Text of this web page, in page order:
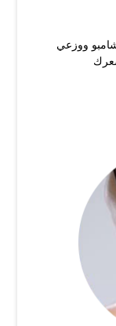
ووزعي